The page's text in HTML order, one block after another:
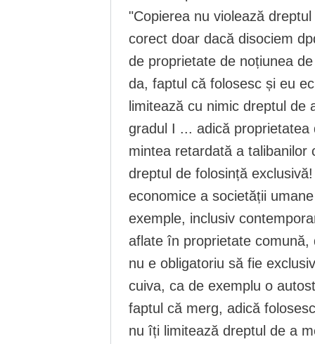
"Copierea nu violează
corect doar dacă disociem
de proprietate de noțiunea
da, faptul că folosesc și eu
limitează cu nimic dreptul de
gradul I ... adică
mintea retardată a talibanilor
dreptul de folosință
economice a societății
exemple, inclusiv
aflate în proprietate
nu e obligatoriu să fie
cuiva, ca de exemplu o
faptul că merg, adică
nu îți limitează dreptul de a